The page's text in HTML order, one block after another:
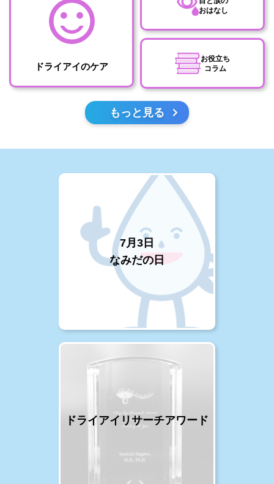
ドライアイのケア
おはなし
お役立ち
コラム
もっと見る
7月3日
なみだの日
ドライアイリサーチアワード